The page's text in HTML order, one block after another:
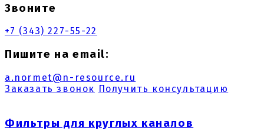
Звоните
+7 (343) 227-55-22
Пишите на email:
a.normet@n-resource.ru
Заказать звонок Получить консультацию
Фильтры для круглых каналов